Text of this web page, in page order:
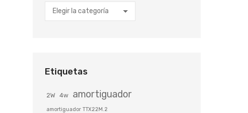
Categorías
Etiquetas
2W 4w amortiguador
amortiguador TTX22M.2